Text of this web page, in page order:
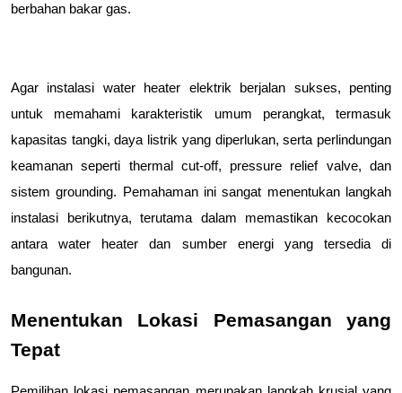
berbahan bakar gas.
Agar instalasi water heater elektrik berjalan sukses, penting
untuk memahami karakteristik umum perangkat, termasuk
kapasitas tangki, daya listrik yang diperlukan, serta perlindungan
keamanan seperti thermal cut-off, pressure relief valve, dan
sistem grounding. Pemahaman ini sangat menentukan langkah
instalasi berikutnya, terutama dalam memastikan kecocokan
antara water heater dan sumber energi yang tersedia di
bangunan.
Menentukan Lokasi Pemasangan yang
Tepat